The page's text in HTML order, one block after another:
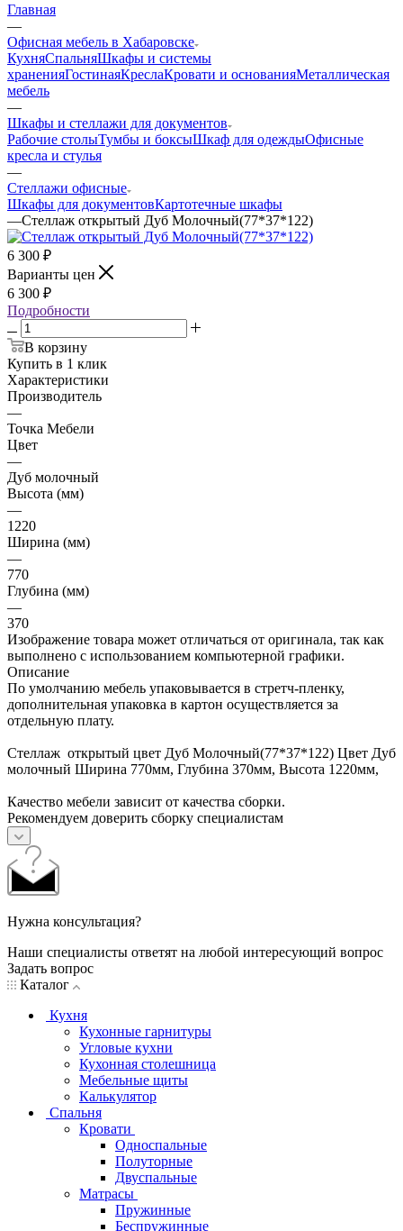
Главная
—
Офисная мебель в Хабаровске
КухняСпальняШкафы и системы
храненияГостинаяКреслаКровати и основанияМеталлическая
мебель
—
Шкафы и стеллажи для документов
Рабочие столыТумбы и боксыШкаф для одеждыОфисные
кресла и стулья
—
Стеллажи офисные
Шкафы для документовКартотечные шкафы
—Стеллаж открытый Дуб Молочный(77*37*122)
6 300 ₽
Варианты цен
6 300 ₽
Подробности
В корзину
Купить в 1 клик
Характеристики
Производитель
—
Точка Мебели
Цвет
—
Дуб молочный
Высота (мм)
—
1220
Ширина (мм)
—
770
Глубина (мм)
—
370
Изображение товара может отличаться от оригинала, так как
выполнено с использованием компьютерной графики.
Описание
По умолчанию мебель упаковывается в стретч-пленку,
дополнительная упаковка в картон осуществляется за
отдельную плату.
Стеллаж открытый цвет Дуб Молочный(77*37*122) Цвет Дуб
молочный Ширина 770мм, Глубина 370мм, Высота 1220мм,
Качество мебели зависит от качества сборки.
Рекомендуем доверить сборку специалистам
Нужна консультация?
Наши специалисты ответят на любой интересующий вопрос
Задать вопрос
Каталог
Кухня
Кухонные гарнитуры
Угловые кухни
Кухонная столешница
Мебельные щиты
Калькулятор
Спальня
Кровати
Односпальные
Полуторные
Двуспальные
Матрасы
Пружинные
Беспружинные